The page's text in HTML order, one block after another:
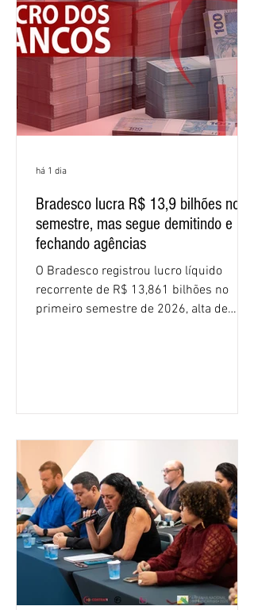
semestre, avanço de 2,1 pontos
percentuais em 12 meses. Apesar dos
resultados expressivos, o banco conti
Bradesco lucra R$ 13,9 bilhões no
semestre, mas segue demitindo e
fechando agências
O Bradesco registrou lucro líquido
recorrente de R$ 13,861 bilhões no
primeiro semestre de 2026, alta de
1,4 ponto percentual em 12 meses. O
crescimento de 16,2% foi o maior entre
os três maiores bancos privados do país
(Bradesco, Itaú e Santander). Segundo o
há 1 dia